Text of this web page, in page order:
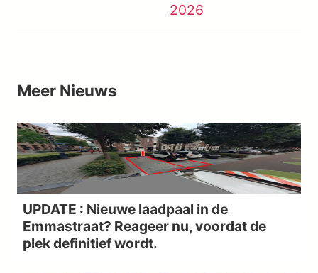
2026
Meer Nieuws
UPDATE : Nieuwe laadpaal in de
Emmastraat? Reageer nu, voordat de
plek definitief wordt.